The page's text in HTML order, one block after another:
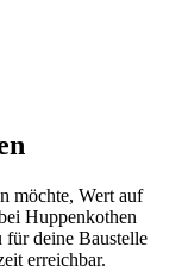
möchte, Wert auf
Huppenkothen
für deine Baustelle
erreichbar.